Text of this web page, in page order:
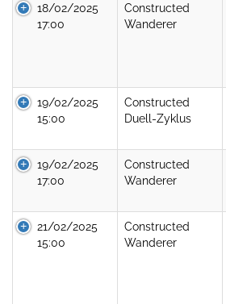
18/02/2025
17:00
Constructed
Wanderer
19/02/2025
15:00
Constructed
Duell-Zyklus
19/02/2025
17:00
Constructed
Wanderer
21/02/2025
15:00
Constructed
Wanderer